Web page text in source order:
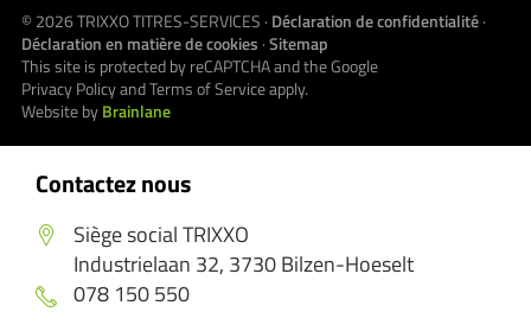
Contactez nous
Siège social TRIXXO
Industrielaan 32, 3730 Bilzen-Hoeselt
078 150 550
© 2026TRIXXO TITRES-SERVICES · Déclaration de confidentialité·
Déclaration en matière de cookies ·Sitemap
This site is protected by reCAPTCHA and the Google
Privacy PolicyandTerms of Serviceapply.
Website byBrainlane